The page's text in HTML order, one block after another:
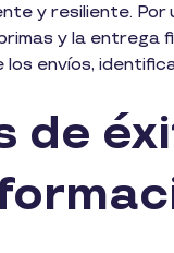
y resiliente. Por
y la entrega
los envíos,
de